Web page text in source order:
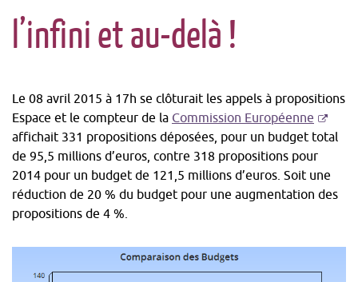
l’infini et au-delà !
Le 08 avril 2015 à 17h se clôturait les appels à propositions
Espace et le compteur de la Commission Européenne
S'ouvre
dans
une
affichait 331 propositions déposées, pour un budget total
de 95,5 millions d’euros, contre 318 propositions pour
2014 pour un budget de 121,5 millions d’euros. Soit une
réduction de 20 % du budget pour une augmentation des
propositions de 4 %.